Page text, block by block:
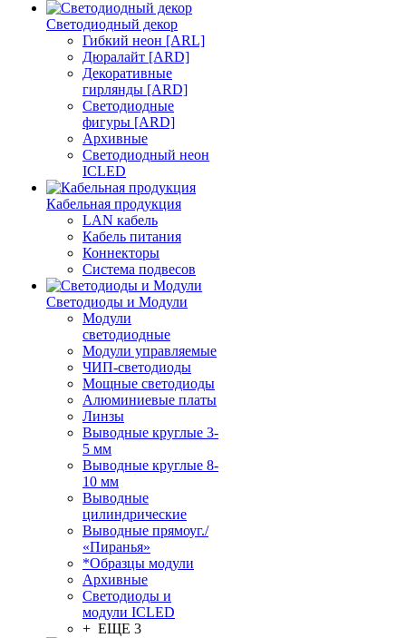
Светодиодный декор
Гибкий неон [ARL]
Дюралайт [ARD]
Декоративные
гирлянды [ARD]
Светодиодные
фигуры [ARD]
Архивные
Светодиодный неон
ICLED
Кабельная продукция
LAN кабель
Кабель питания
Коннекторы
Система подвесов
Светодиоды и Модули
Модули
светодиодные
Модули управляемые
ЧИП-светодиоды
Мощные светодиоды
Алюминиевые платы
Линзы
Выводные круглые 3-
5 мм
Выводные круглые 8-
10 мм
Выводные
цилиндрические
Выводные прямоуг./
«Пиранья»
*Образцы модули
Архивные
Светодиоды и
модули ICLED
+ ЕЩЕ 3